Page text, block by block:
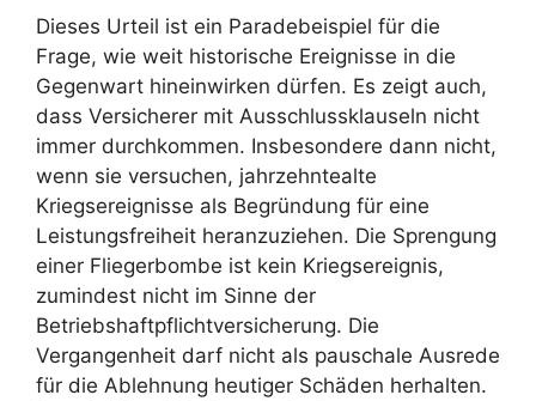
Dieses Urteil ist ein Paradebeispiel für die
Frage, wie weit historische Ereignisse in die
Gegenwart hineinwirken dürfen. Es zeigt auch,
dass Versicherer mit Ausschlussklauseln nicht
immer durchkommen. Insbesondere dann nicht,
wenn sie versuchen, jahrzehntealte
Kriegsereignisse als Begründung für eine
Leistungsfreiheit heranzuziehen. Die Sprengung
einer Fliegerbombe ist kein Kriegsereignis,
zumindest nicht im Sinne der
Betriebshaftpflichtversicherung. Die
Vergangenheit darf nicht als pauschale Ausrede
für die Ablehnung heutiger Schäden herhalten.